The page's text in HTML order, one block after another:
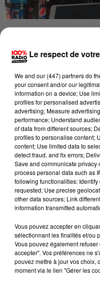
Publié : 4 novembre 2018 à
Et de cinq!Le Stade
remporté sa cinquième
compétitions
avec le bonus offensif
(40-0), samedi lors de
troisième succès de
troisième en quatre
Toulousains de
deuxième place du Top
en attendant le
Lyon dimanche.
Intraitable à domicile,
place.Privé de ses
Bézy et Antoine Dupont,
tout comme Huget,
fait confiance à Pierre
encore en Fédérale 1 il
Le respect de
We and our (447) partnersdo
your consent and/or our
information on a device; Use
profiles for personalised
advertising; Measure
performance; Understand
of data from different sources;
profiles to personalise content;
content; Use limited data to
detect fraud, and fix errors;
Save and communicate
process personal data such as
following functionalities:
requested; Use precise
other data sources; Link
information transmitted
Vous pouvez accepter en
sélectionnant les finalités et/ou
Vous pouvez également
accepter". Vos préférences ne
pouvez mettre à jour vos choix,
moment via le lien "Gérer les